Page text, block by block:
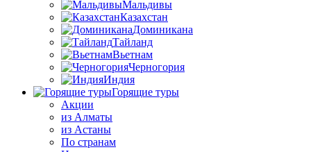
Мальдивы
Казахстан
Доминикана
Тайланд
Вьетнам
Черногория
Индия
Горящие туры
Акции
из Алматы
из Астаны
По странам